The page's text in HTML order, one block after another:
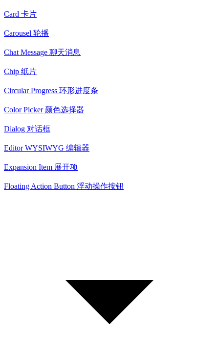
Card 卡片
Carousel 轮播
Chat Message 聊天消息
Chip 纸片
Circular Progress 环形进度条
Color Picker 颜色选择器
Dialog 对话框
Editor WYSIWYG 编辑器
Expansion Item 展开项
Floating Action Button 浮动操作按钮